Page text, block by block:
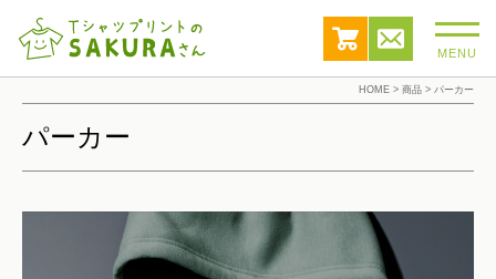
MENU
HOME > 商品 > パーカー
パーカー